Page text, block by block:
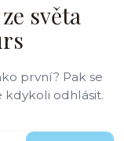
světa
první? Pak se
kdykoli odhlásit.